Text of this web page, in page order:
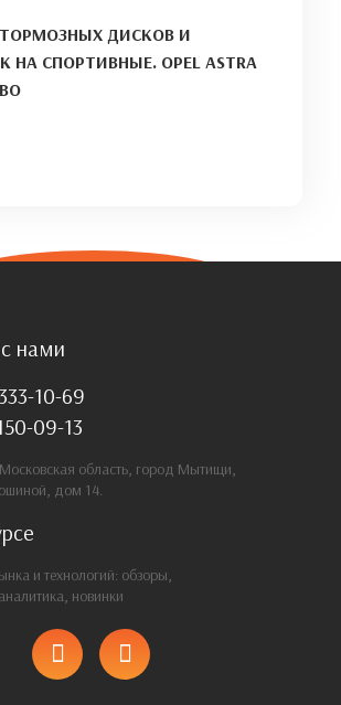
ДИСКОВ И
НА СПОРТИВНЫЕ. OPEL ASTRA
нами
10-69
09-13
область, город Мытищи,
дом 14.
и технологий: обзоры,
новинки